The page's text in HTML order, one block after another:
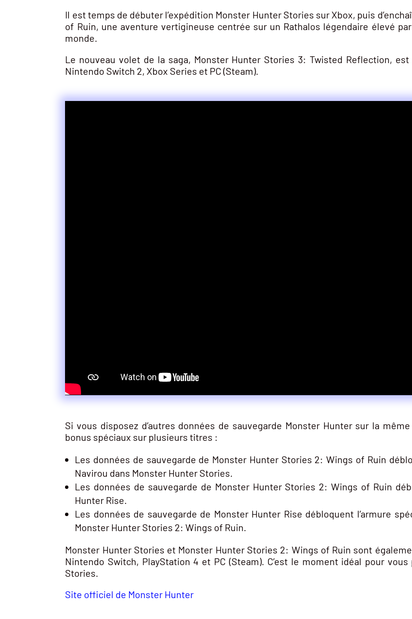
Il est temps de débuter l’expédition Monster Hunter Stories sur Xbox, puis
of Ruin, une aventure vertigineuse centrée sur un Rathalos légendaire élevé
monde.
Le nouveau volet de la saga, Monster Hunter Stories 3: Twisted Reflection,
Nintendo Switch 2, Xbox Series et PC (Steam).
Si vous disposez d’autres données de sauvegarde Monster Hunter sur la
bonus spéciaux sur plusieurs titres :
Les données de sauvegarde de Monster Hunter Stories 2: Wings of Ruin
Navirou dans Monster Hunter Stories.
Les données de sauvegarde de Monster Hunter Stories 2: Wings of Ruin
Hunter Rise.
Les données de sauvegarde de Monster Hunter Rise débloquent l’armure
Monster Hunter Stories 2: Wings of Ruin.
Monster Hunter Stories et Monster Hunter Stories 2: Wings of Ruin sont
Nintendo Switch, PlayStation 4 et PC (Steam). C’est le moment idéal pour
Stories.
Site officiel de Monster Hunter